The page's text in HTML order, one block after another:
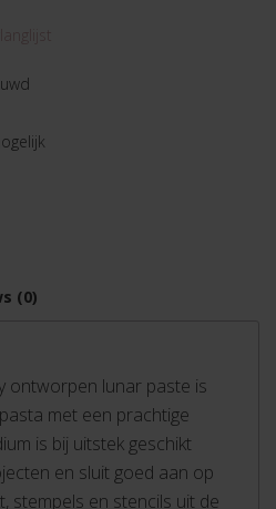
(0)
ontworpen lunar paste is
met een prachtige
is bij uitstek geschikt
en sluit goed aan op
stempels en stencils uit de